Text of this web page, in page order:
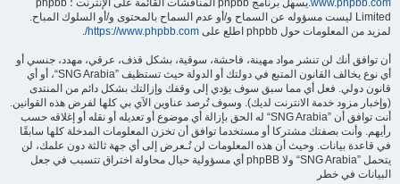
www.phpbb.com
.يسهل برنامج phpbb المناقشات القائمة على الإنترنت ؛ phpbb
Limited ليست مسؤوله عن السماح و/أو عدم السماح بالمحتوى و/أو السلوك المباح.
لمزيد من المعلومات حول phpbb اطلع على
https://www.phpbb.com/
.
أن توافق أنك لن تنشر مواد مهينة، فاحشة، سوقية، بشكل قذف، عرقي، مهدد، جنسي أو
أي نوع يخالف القانون المتبع في دولتك أو الدولة حيث تستظيف ”SNG Arabia“، أو أي
قانون دولي. فعل أي مما سبق سوف يؤدي إلى وقفك وإزالتك بشكل دائم من المنتدى
(وإخبار مزود خدمة الانترنت لديك). وسوف تُرصد عناوين الآي بي كلها لفرض هذه القوانين.
أنت توافق أن ”SNG Arabia“ له الحق بإزالة أي موضوع أو تعديله أو نقله أو إغلاقه حسب
رأيهم. وأنت بصفتك مشتركا أو مستخدما توافق أن تخزن المعلومات المدخلة كلها سابقًا
في قاعدة بيانات. وحيث أن هذه المعلومات لن تُـعرض إلى أي جهة ثالثة دون علمك، لن
يتحمل ”SNG Arabia“ ولا phpBB أي مسؤولية حيال محاولة اختراق تتسبب في جعل
البيانات في خطر